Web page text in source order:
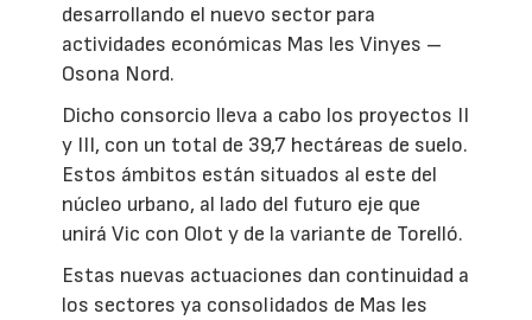
desarrollando el nuevo sector para
actividades económicas Mas les Vinyes –
Osona Nord.
Dicho consorcio lleva a cabo los proyectos II
y III, con un total de 39,7 hectáreas de suelo.
Estos ámbitos están situados al este del
núcleo urbano, al lado del futuro eje que
unirá Vic con Olot y de la variante de Torelló.
Estas nuevas actuaciones dan continuidad a
los sectores ya consolidados de Mas les